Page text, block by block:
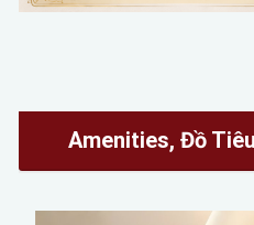
Amenities, Đồ